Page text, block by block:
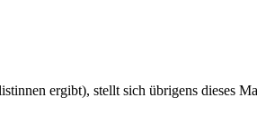
ergibt), stellt sich übrigens dieses